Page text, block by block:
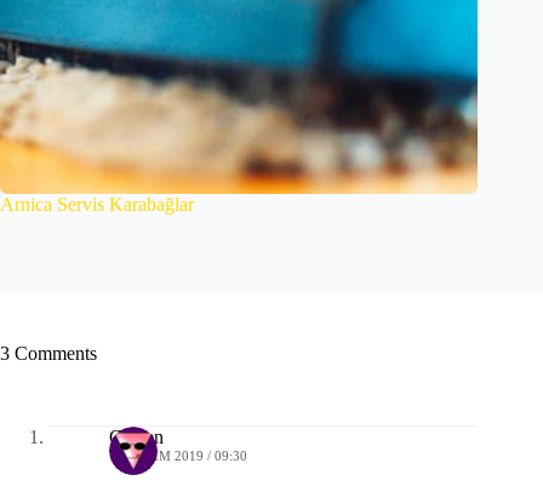
Arnica Servis Karabağlar
3 Comments
Gülşen
13 KASIM 2019 / 09:30